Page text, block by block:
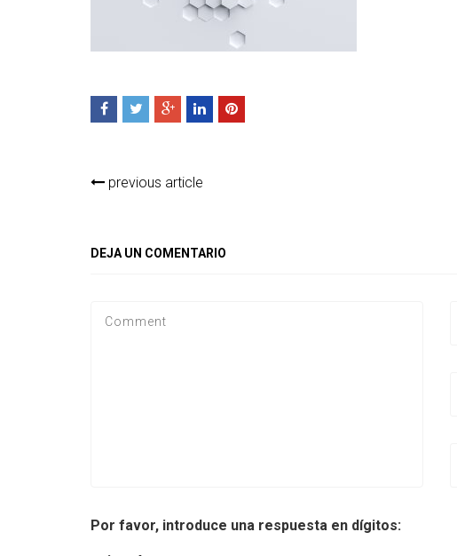
previous article
DEJA UN COMENTARIO
Por favor, introduce una respuesta en dígitos: